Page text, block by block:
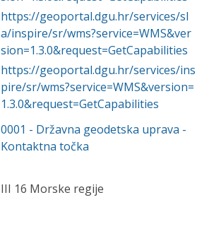
https://geoportal.dgu.hr/services/sl
a/inspire/sr/wms?service=WMS&ver
sion=1.3.0&request=GetCapabilities
https://geoportal.dgu.hr/services/ins
pire/sr/wms?service=WMS&version=
1.3.0&request=GetCapabilities
0001 - Državna geodetska uprava -
Kontaktna točka
III 16 Morske regije